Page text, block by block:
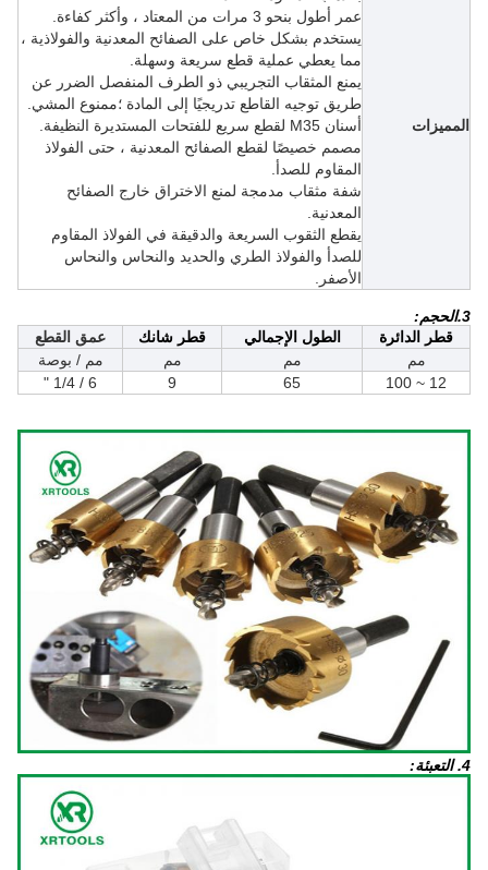
المميزات
عمر أطول بنحو 3 مرات من المعتاد ، وأكثر كفاءة.
يستخدم بشكل خاص على الصفائح المعدنية والفولاذية ،
مما يعطي عملية قطع سريعة وسهلة.
يمنع المثقاب التجريبي ذو الطرف المنفصل الضرر عن
طريق توجيه القاطع تدريجيًا إلى المادة ؛ممنوع المشي.
أسنان M35 لقطع سريع للفتحات المستديرة النظيفة.
مصمم خصيصًا لقطع الصفائح المعدنية ، حتى الفولاذ
المقاوم للصدأ.
شفة مثقاب مدمجة لمنع الاختراق خارج الصفائح
المعدنية.
يقطع الثقوب السريعة والدقيقة في الفولاذ المقاوم
للصدأ والفولاذ الطري والحديد والنحاس والنحاس
الأصفر.
3.الحجم:
قطر الدائرة
الطول الإجمالي قطر شانك
عمق القطع
مم
مم مم
مم / بوصة
12 ~ 100
65
4. التعبئة: